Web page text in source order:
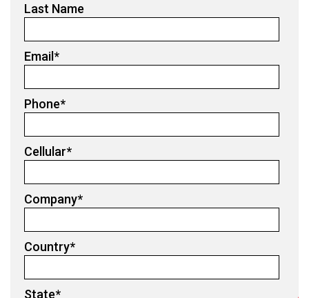
Last Name
Email*
Phone*
Cellular*
Company*
Country*
State*